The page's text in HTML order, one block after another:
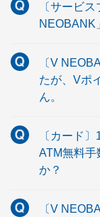
〔サービ
NEOBANK
〔V
たが、Vポ
ん。
〔カード
ATM無料手
か？
〔V